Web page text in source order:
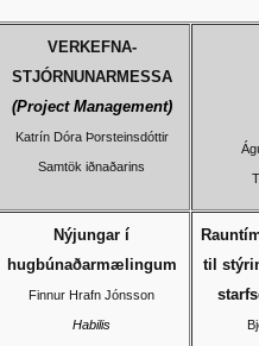
VERKEFNA-
STJÓRNUNARMESSA
(Project Management)
Katrín Dóra Þorsteinsdóttir
Samtök iðnaðarins
Nýjungar í
hugbúnaðarmælingum
Finnur Hrafn Jónsson
Habilis
til